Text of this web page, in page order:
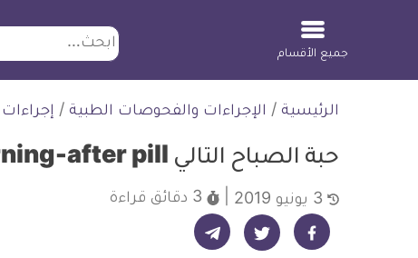
ابحث
جميع الأقسام
الرئيسية / الإجراءات والفحوصات الطبية /
حبة الصباح التالي Morning-after pill
3 دقائق قراءة
شارك على فيسبوك - ديلي ميديكال انفو شارك على تويتر - ديلي ميديكال انفو شارك على تيليجرام - ديلي ميديكال انفو